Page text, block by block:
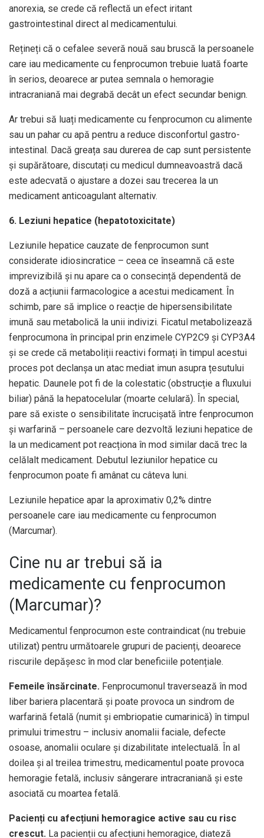
anorexia, se crede că reflectă un efect iritant
gastrointestinal direct al medicamentului.
Rețineți că o cefalee severă nouă sau bruscă la persoanele
care iau medicamente cu fenprocumon trebuie luată foarte
în serios, deoarece ar putea semnala o hemoragie
intracraniană mai degrabă decât un efect secundar benign.
Ar trebui să luați medicamente cu fenprocumon cu alimente
sau un pahar cu apă pentru a reduce disconfortul gastro-
intestinal. Dacă greața sau durerea de cap sunt persistente
și supărătoare, discutați cu medicul dumneavoastră dacă
este adecvată o ajustare a dozei sau trecerea la un
medicament anticoagulant alternativ.
6. Leziuni hepatice (hepatotoxicitate)
Leziunile hepatice cauzate de fenprocumon sunt
considerate idiosincratice – ceea ce înseamnă că este
imprevizibilă și nu apare ca o consecință dependentă de
doză a acțiunii farmacologice a acestui medicament. În
schimb, pare să implice o reacție de hipersensibilitate
imună sau metabolică la unii indivizi. Ficatul metabolizează
fenprocumona în principal prin enzimele CYP2C9 și CYP3A4
și se crede că metaboliții reactivi formați în timpul acestui
proces pot declanșa un atac mediat imun asupra țesutului
hepatic. Daunele pot fi de la colestatic (obstrucție a fluxului
biliar) până la hepatocelular (moarte celulară). În special,
pare să existe o sensibilitate încrucișată între fenprocumon
și warfarină – persoanele care dezvoltă leziuni hepatice de
la un medicament pot reacționa în mod similar dacă trec la
celălalt medicament. Debutul leziunilor hepatice cu
fenprocumon poate fi amânat cu câteva luni.
Leziunile hepatice apar la aproximativ 0,2% dintre
persoanele care iau medicamente cu fenprocumon
(Marcumar).
Cine nu ar trebui să ia
medicamente cu fenprocumon
(Marcumar)?
Medicamentul fenprocumon este contraindicat (nu trebuie
utilizat) pentru următoarele grupuri de pacienți, deoarece
riscurile depășesc în mod clar beneficiile potențiale.
Femeile însărcinate. Fenprocumonul traversează în mod
liber bariera placentară și poate provoca un sindrom de
warfarină fetală (numit și embriopatie cumarinică) în timpul
primului trimestru – inclusiv anomalii faciale, defecte
osoase, anomalii oculare și dizabilitate intelectuală. În al
doilea și al treilea trimestru, medicamentul poate provoca
hemoragie fetală, inclusiv sângerare intracraniană și este
asociată cu moartea fetală.
Pacienți cu afecțiuni hemoragice active sau cu risc
crescut. La pacienții cu afecțiuni hemoragice, diateză